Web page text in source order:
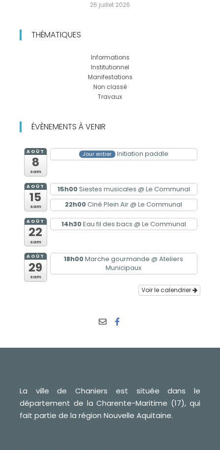
26 juillet 2026
THÉMATIQUES
Informations
Institutionnel
Manifestations
Non classé
Travaux
ÉVÈNEMENTS À VENIR
AOÛT
8
sam
Jour entier Initiation paddle
AOÛT
15
sam
15h00Siestes musicales @ Le Communal
22h00Ciné Plein Air @ Le Communal
AOÛT
22
sam
14h30Eau fil des bacs @ Le Communal
AOÛT
29
sam
18h00Marche gourmande @ Ateliers
Municipaux
Voir le calendrier
La ville de Chaniers est située dans le
département de la Charente-Maritime (17), qui
fait partie de la région Nouvelle Aquitaine.